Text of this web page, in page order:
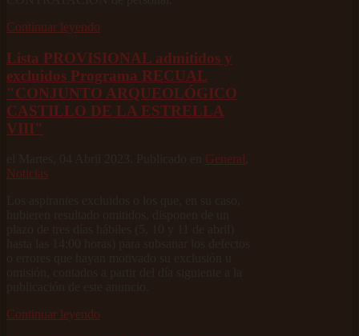
Continuar leyendo
Lista PROVISIONAL admitidos y
excluidos Programa RECUAL
"CONJUNTO ARQUEOLÓGICO
CASTILLO DE LA ESTRELLA
VIII"
General
Noticias
Continuar leyendo